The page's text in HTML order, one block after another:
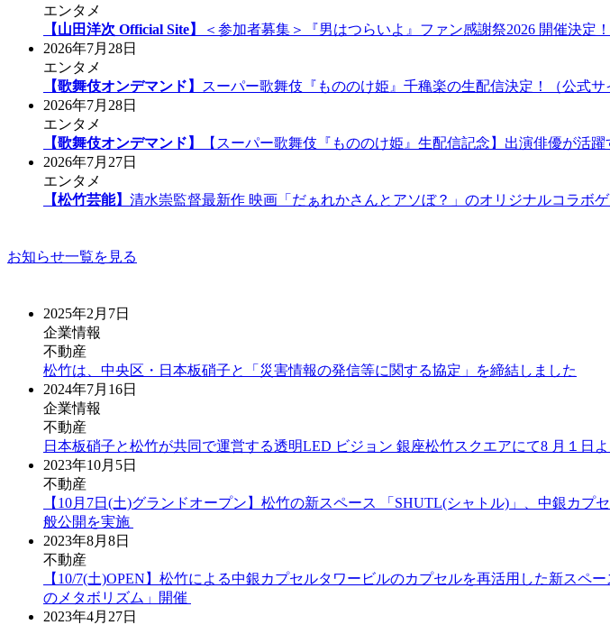
エンタメ
【山田洋次 Official Site】
＜参加者募集＞『男はつらいよ』ファン感謝祭2026 開催決定
2026年7月28日
エンタメ
【歌舞伎オンデマンド】
スーパー歌舞伎『もののけ姫』千穐楽の生配信決定！（公式サ
2026年7月28日
エンタメ
【歌舞伎オンデマンド】
【スーパー歌舞伎『もののけ姫』生配信記念】出演俳優が活
2026年7月27日
エンタメ
【松竹芸能】 清水崇監督最新作 映画「だぁれかさんとアソぼ？」のオリジナルコラボ
お知らせ一覧を見る
2025年2月7日
企業情報
不動産
松竹は、中央区・日本板硝子と「災害情報の発信等に関する協定」を締結しました
2024年7月16日
企業情報
不動産
日本板硝子と松竹が共同で運営する透明LED ビジョン 銀座松竹スクエアにて8 月１日
2023年10月5日
不動産
【10⽉7⽇(⼟)グランドオープン】松⽵の新スペース 「SHUTL(シャトル)」、中銀カ
般公開を実施
2023年8月8日
不動産
【10/7(土)OPEN】松竹による中銀カプセルタワービルのカプセルを再活用した新ス
のメタボリズム」開催
2023年4月27日